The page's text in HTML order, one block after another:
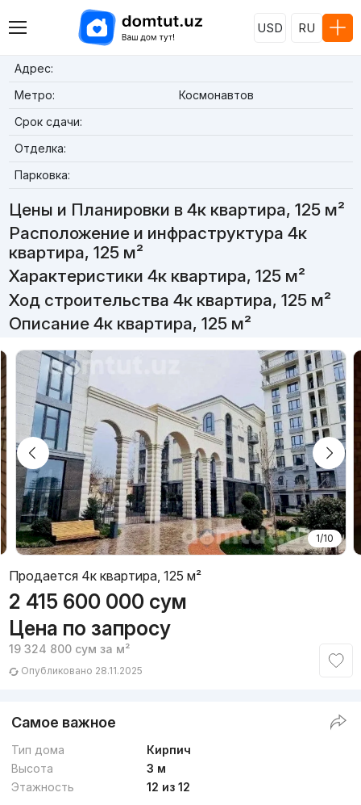
USD RU
Адрес:
Метро:
Космонавтов
Срок сдачи:
Отделка:
Парковка:
Цены и Планировки в 4к квартира, 125 м²
Расположение и инфраструктура 4к
квартира, 125 м²
Характеристики 4к квартира, 125 м²
Ход строительства 4к квартира, 125 м²
Описание 4к квартира, 125 м²
1/10
Продается 4к квартира, 125 м²
2 415 600 000 сум
Цена по запросу
19 324 800 сум за м²
Опубликовано 28.11.2025
Самое важное
Тип дома
Кирпич
Высота
3 м
Этажность
12 из 12